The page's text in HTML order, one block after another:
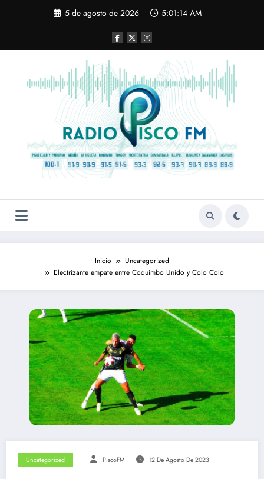
5 de agosto de 2026 5:01:14 AM
Inicio
Uncategorized
Electrizante empate entre Coquimbo Unido y Colo Colo
Uncategorized PiscoFM 12 De Agosto De 2023